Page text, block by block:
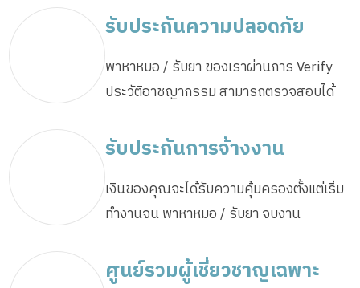
รับประกันความปลอดภัย
พาหาหมอ / รับยา ของเราผ่านการ Verify
ประวัติอาชญากรรม สามารถตรวจสอบได้
รับประกันการจ้างงาน
เงินของคุณจะได้รับความคุ้มครองตั้งแต่เริ่ม
ทำงานจน พาหาหมอ / รับยา จบงาน
ศูนย์รวมผู้เชี่ยวชาญเฉพาะ